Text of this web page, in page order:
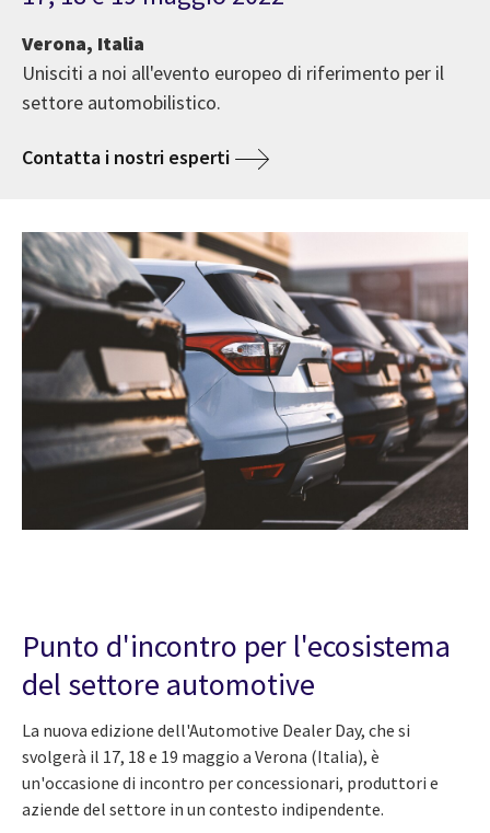
Verona, Italia
Unisciti a noi all'evento europeo di riferimento per il
settore automobilistico.
Contatta i nostri esperti
Punto d'incontro per l'ecosistema
del settore automotive
La nuova edizione dell'Automotive Dealer Day, che si
svolgerà il 17, 18 e 19 maggio a Verona (Italia), è
un'occasione di incontro per concessionari, produttori e
aziende del settore in un contesto indipendente.